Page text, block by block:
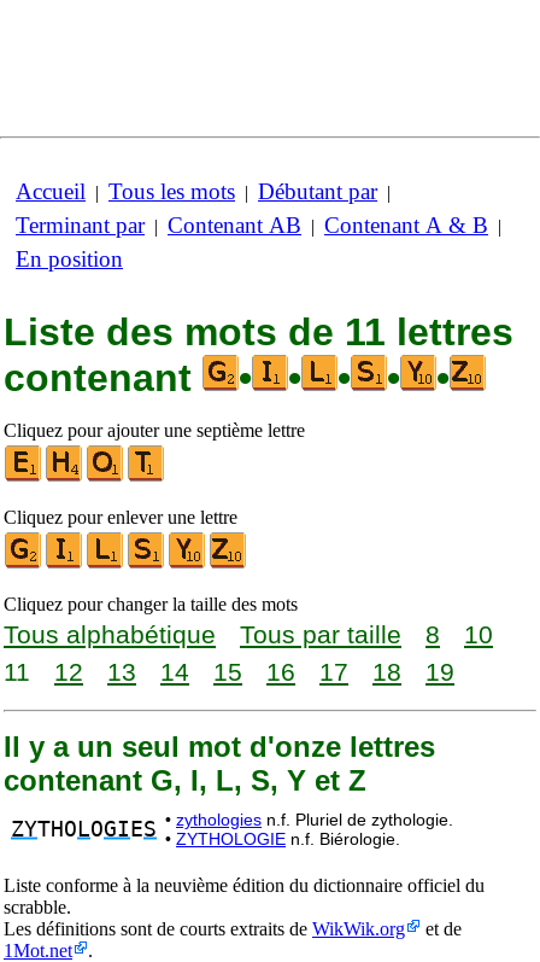
Accueil | Tous les mots | Débutant par|
Terminant par| Contenant AB | Contenant A & B |
En position
Liste des mots de 11 lettres
contenant
• • • • •
Cliquez pour ajouter une septième lettre
Cliquez pour enlever une lettre
Cliquez pour changer la taille des mots
Tous alphabétique Tous par taille 8
10
11
12 13 14 15 16 17 18 19
Il y a un seul mot d'onze lettres
contenant G, I, L, S, Y et Z
ZYTHO LOGI ES • zythologies n.f. Pluriel de zythologie.
• ZYTHOLOGIE n.f. Biérologie.
Liste conforme à la neuvième édition du dictionnaire officiel du
scrabble.
Les définitions sont de courts extraits de WikWik.org
et de
1Mot.net
.